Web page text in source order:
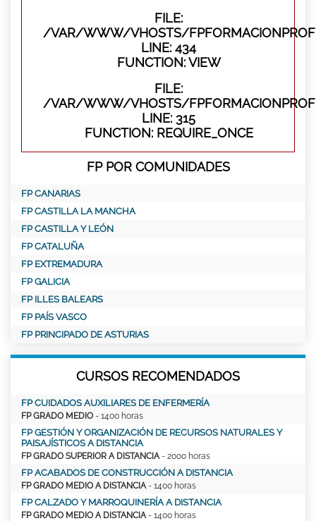
FILE:
/VAR/WWW/VHOSTS/
LINE: 434
FUNCTION: VIEW
FILE:
/VAR/WWW/VHOSTS/
LINE: 315
FUNCTION: REQUIRE_ONCE
FP POR COMUNIDADES
FP CANARIAS
FP CASTILLA LA MANCHA
FP CASTILLA Y LEÓN
FP CATALUÑA
FP EXTREMADURA
FP GALICIA
FP ILLES BALEARS
FP PAÍS VASCO
FP PRINCIPADO DE ASTURIAS
CURSOS RECOMENDADOS
FP CUIDADOS AUXILIARES DE ENFERMERÍA
FP GRADO MEDIO - 1400 horas
FP GESTIÓN Y ORGANIZACIÓN DE RECURSOS NATURALES Y
PAISAJÍSTICOS A DISTANCIA
FP GRADO SUPERIOR A DISTANCIA - 2000 horas
FP ACABADOS DE CONSTRUCCIÓN A DISTANCIA
FP GRADO MEDIO A DISTANCIA - 1400 horas
FP CALZADO Y MARROQUINERÍA A DISTANCIA
FP GRADO MEDIO A DISTANCIA - 1400 horas